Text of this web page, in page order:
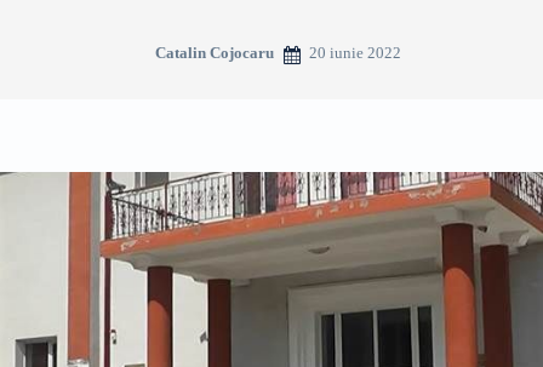
Catalin Cojocaru 20 iunie 2022